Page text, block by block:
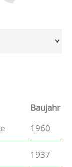
Seite
Baujahr
1960
1937